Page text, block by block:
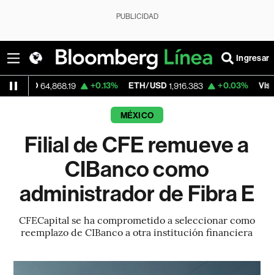
PUBLICIDAD
Ingresar
64,868.19 +0.13% ETH/USD 1,916.383 +0.03% Visa
MÉXICO
Filial de CFE remueve a
CIBanco como
administrador de Fibra E
CFECapital se ha comprometido a seleccionar como
reemplazo de CIBanco a otra institución financiera